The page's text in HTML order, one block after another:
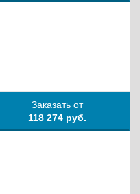
Заказать от
118 274 руб.